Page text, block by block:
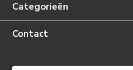
Categorieën
Contact